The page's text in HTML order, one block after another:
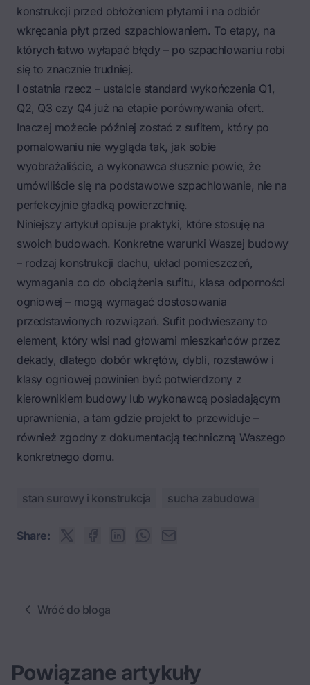
konstrukcji przed obłożeniem płytami i na odbiór
wkręcania płyt przed szpachlowaniem. To etapy, na
których łatwo wyłapać błędy – po szpachlowaniu robi
się to znacznie trudniej.
I ostatnia rzecz – ustalcie standard wykończenia Q1,
Q2, Q3 czy Q4 już na etapie porównywania ofert.
Inaczej możecie później zostać z sufitem, który po
pomalowaniu nie wygląda tak, jak sobie
wyobrażaliście, a wykonawca słusznie powie, że
umówiliście się na podstawowe szpachlowanie, nie na
perfekcyjnie gładką powierzchnię.
Niniejszy artykuł opisuje praktyki, które stosuję na
swoich budowach. Konkretne warunki Waszej budowy
– rodzaj konstrukcji dachu, układ pomieszczeń,
wymagania co do obciążenia sufitu, klasa odporności
ogniowej – mogą wymagać dostosowania
przedstawionych rozwiązań. Sufit podwieszany to
element, który wisi nad głowami mieszkańców przez
dekady, dlatego dobór wkrętów, dybli, rozstawów i
klasy ogniowej powinien być potwierdzony z
kierownikiem budowy lub wykonawcą posiadającym
uprawnienia, a tam gdzie projekt to przewiduje –
również zgodny z dokumentacją techniczną Waszego
konkretnego domu.
stan surowy i konstrukcja sucha zabudowa
Share:
Wróć do bloga
Powiązane artykuły